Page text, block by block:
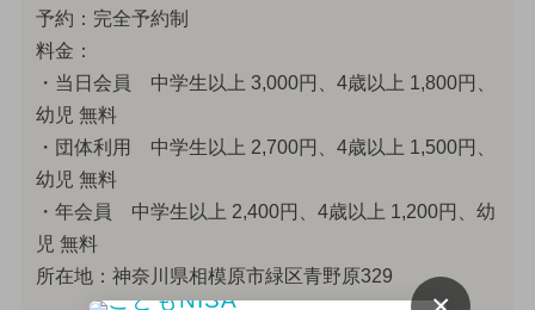
予約：完全予約制
料金：
・当日会員 中学生以上 3,000円、4歳以上 1,800円、
幼児 無料
・団体利用 中学生以上 2,700円、4歳以上 1,500円、
幼児 無料
・年会員 中学生以上 2,400円、4歳以上 1,200円、幼
児 無料
所在地：神奈川県相模原市緑区青野原329